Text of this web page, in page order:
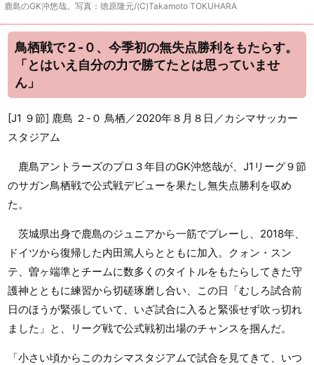
鹿島のGK沖悠哉。写真：徳原隆元/(C)Takamoto TOKUHARA
鳥栖戦で２-０、今季初の無失点勝利をもたらす。
「とはいえ自分の力で勝てたとは思っていませ
ん」
[J1 ９節] 鹿島 ２-０ 鳥栖／2020年８月８日／カシマサッカー
スタジアム
鹿島アントラーズのプロ３年目のGK沖悠哉が、J1リーグ９節
のサガン鳥栖戦で公式戦デビューを果たし無失点勝利を収め
た。
茨城県出身で鹿島のジュニアから一筋でプレーし、2018年、
ドイツから復帰した内田篤人らとともに加入。クォン・スン
テ、曽ヶ端準とチームに数多くのタイトルをもたらしてきた守
護神とともに練習から切磋琢磨し合い、この日「むしろ試合前
日のほうが緊張していて、いざ試合に入ると緊張せず吹っ切れ
ました」と、リーグ戦で公式戦初出場のチャンスを掴んだ。
「小さい頃からこのカシマスタジアムで試合を見てきて、いつ